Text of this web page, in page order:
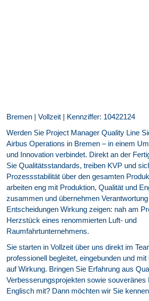
Bremen | Vollzeit | Kennziffer: 10422124
Werden Sie Project Manager Quality Line
Airbus Operations in Bremen – in einem
und Innovation verbindet. Direkt an der
Sie Qualitätsstandards, treiben KVP und
Prozessstabilität über den gesamten
arbeiten eng mit Produktion, Qualität und
zusammen und übernehmen
Entscheidungen Wirkung zeigen: nah am
Herzstück eines renommierten Luft- und
Raumfahrtunternehmens.
Sie starten in Vollzeit über uns direkt im
professionell begleitet, eingebunden und
auf Wirkung. Bringen Sie Erfahrung aus
Verbesserungsprojekten sowie souveränes
Englisch mit? Dann möchten wir Sie